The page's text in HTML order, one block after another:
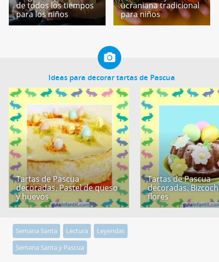
de todos los tiempos
para los niños
ucraniana tradicional
para niños
Ideas para decorar tartas de Pascua
Tartas de Pascua
decoradas. Pastel de queso
y huevos
Tartas de Pascua
decoradas.
flores
Semana Santa Lectura
Leyendas
Semana Santa y Pascua